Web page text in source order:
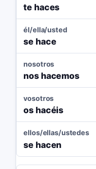
te haces
él/ella/usted
se hace
nosotros
nos hacemos
vosotros
os hacéis
ellos/ellas/ustedes
se hacen